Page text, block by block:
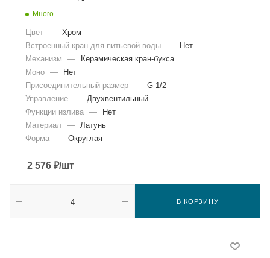
Много
Цвет — Хром
Встроенный кран для питьевой воды —
Нет
Механизм
—
Керамическая кран-букса
Моно —
Нет
Присоединительный размер — G 1/2
Управление — Двухвентильный
Функции излива —
Нет
Материал
— Латунь
Форма — Округлая
2 576 ₽/шт
В КОРЗИНУ